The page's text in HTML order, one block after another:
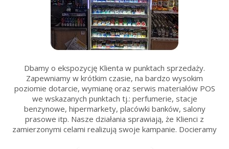
Dbamy o ekspozycję Klienta w punktach sprzedaży.
Zapewniamy w krótkim czasie, na bardzo wysokim
poziomie dotarcie, wymianę oraz serwis materiałów POS
we wskazanych punktach tj.: perfumerie, stacje
benzynowe, hipermarkety, placówki banków, salony
prasowe itp. Nasze działania sprawiają, że Klienci z
zamierzonymi celami realizują swoje kampanie. Docieramy